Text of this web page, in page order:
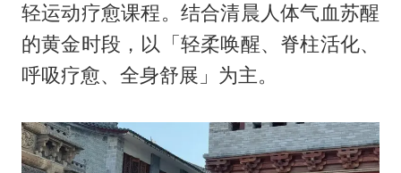
轻运动疗愈课程。结合清晨人体气血苏醒
的黄金时段，以「轻柔唤醒、脊柱活化、
呼吸疗愈、全身舒展」为主。